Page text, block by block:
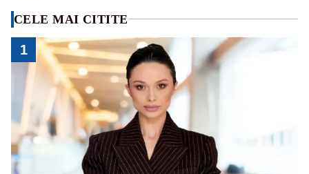
CELE MAI CITITE
1